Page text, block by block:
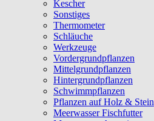
Kescher
Sonstiges
Thermometer
Schläuche
Werkzeuge
Vordergrundpflanzen
Mittelgrundpflanzen
Hintergrundpflanzen
Schwimmpflanzen
Pflanzen auf Holz & Stein
Meerwasser Fischfutter